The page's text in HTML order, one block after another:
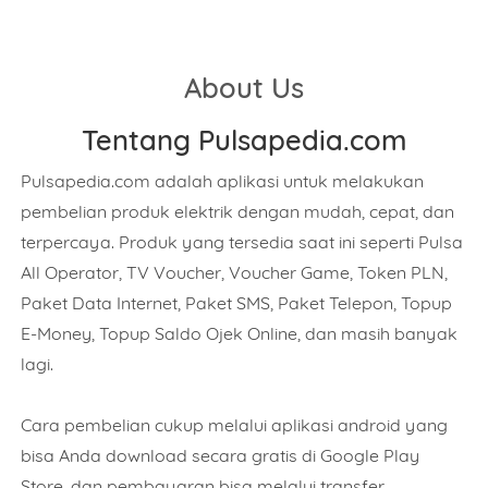
About Us
Tentang Pulsapedia.com
Pulsapedia.com adalah aplikasi untuk melakukan
pembelian produk elektrik dengan mudah, cepat, dan
terpercaya. Produk yang tersedia saat ini seperti Pulsa
All Operator, TV Voucher, Voucher Game, Token PLN,
Paket Data Internet, Paket SMS, Paket Telepon, Topup
E-Money, Topup Saldo Ojek Online, dan masih banyak
lagi.
Cara pembelian cukup melalui aplikasi android yang
bisa Anda download secara gratis di Google Play
Mobile Phone Number
Item Choices
Total